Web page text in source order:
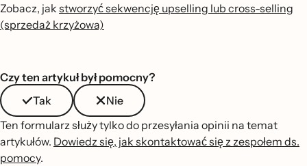
Zobacz, jak stworzyć sekwencję upselling lub cross-selling
(sprzedaż krzyżowa)
Czy ten artykuł był pomocny?
Tak
Nie
Ten formularz służy tylko do przesyłania opinii na temat
artykułów. Dowiedz się, jak skontaktować się z zespołem ds.
pomocy.